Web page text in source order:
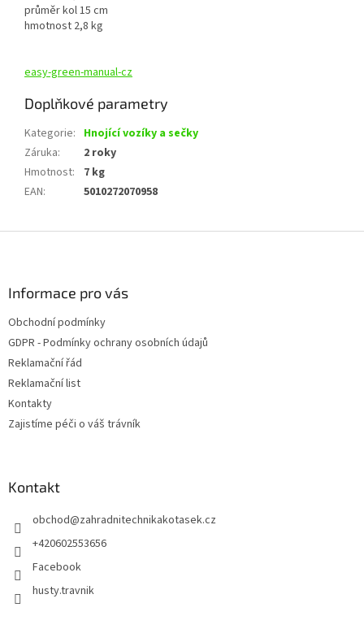
průměr kol 15 cm
hmotnost 2,8 kg
easy-green-manual-cz
Doplňkové parametry
Kategorie: Hnojící vozíky a sečky
Záruka:
2 roky
Hmotnost:
7 kg
EAN: 5010272070958
Informace pro vás
Obchodní podmínky
GDPR - Podmínky ochrany osobních údajů
Reklamační řád
Reklamační list
Kontakty
Zajistíme péči o váš trávník
Kontakt
obchod@zahradnitechnikakotasek.cz
+420602553656
Facebook
husty.travnik